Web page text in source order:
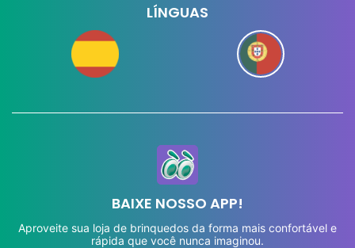
LÍNGUAS
BAIXE NOSSO APP!
Aproveite sua loja de brinquedos da forma mais confortável e
rápida que você nunca imaginou.